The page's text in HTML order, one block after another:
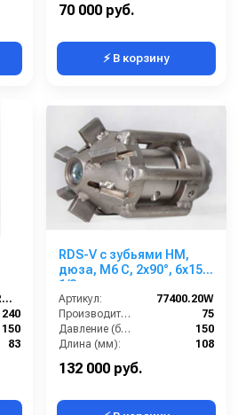
70 000 руб.
⚡ В корзину
75510.36 RTW
240
150
83
RDS-V с зубьями HM,
дюза, M6 C, 2x90°, 6x15°,
1/2 г
Артикул:
77400.20W
Производительность (л/мин):
75
Давление (бар):
150
Длина (мм):
108
132 000 руб.